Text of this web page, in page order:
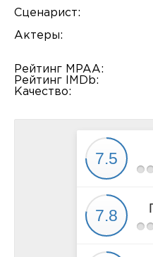
Сценарист:
Актеры:
Рейтинг MPAA:
Рейтинг IMDb:
Качество: